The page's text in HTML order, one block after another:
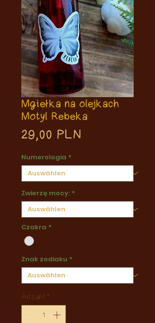
Mgiełka na olejkach
Motyl Rebeka
29,00 PLN
Numerologia *
Zwierzę mocy: *
Czakra *
Znak zodiaku *
Anzahl *